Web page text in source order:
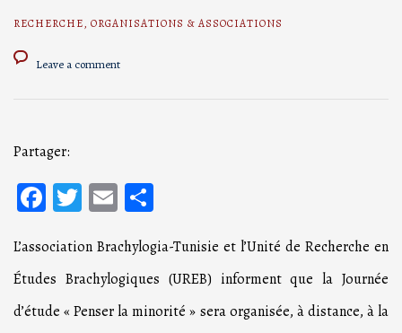
RECHERCHE, ORGANISATIONS & ASSOCIATIONS
Leave a comment
Partager:
Facebook
Twitter
Email
L’association Brachylogia-Tunisie et l’Unité de Recherche en
Études Brachylogiques (UREB) informent que la Journée
d’étude « Penser la minorité » sera organisée, à distance, à la